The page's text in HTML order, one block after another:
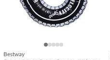
Bestway